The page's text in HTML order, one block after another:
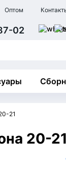
Оптом
02
21
20-21